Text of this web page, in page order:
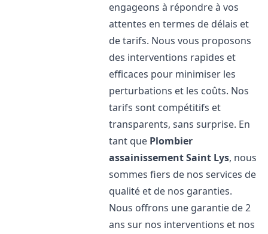
engageons à répondre à vos
attentes en termes de délais et
de tarifs. Nous vous proposons
des interventions rapides et
efficaces pour minimiser les
perturbations et les coûts. Nos
tarifs sont compétitifs et
transparents, sans surprise. En
tant que Plombier
assainissementSaint Lys, nous
sommes fiers de nos services de
qualité et de nos garanties.
Nous offrons une garantie de 2
ans sur nos interventions et nos